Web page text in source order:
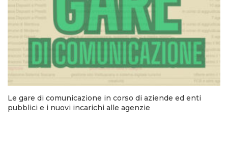
Le gare di comunicazione in corso di aziende ed enti
pubblici e i nuovi incarichi alle agenzie